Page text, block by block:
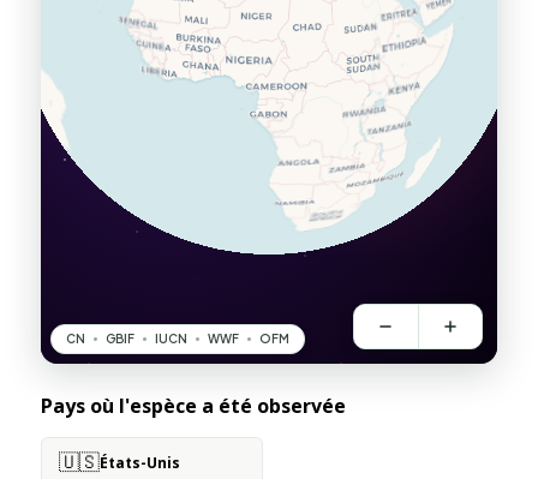
Pays où l'espèce a été observée
🇺🇸États-Unis